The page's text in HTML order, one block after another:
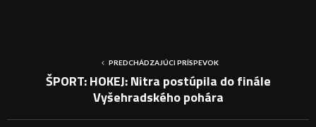
PREDCHÁDZAJÚCI PRÍSPEVOK
ŠPORT: HOKEJ: Nitra postúpila do finále
Vyšehradského pohára